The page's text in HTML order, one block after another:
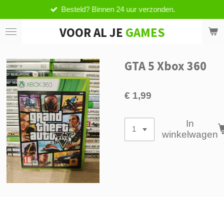
direct
naar
VOOR AL JE GAMES
Besteld? Binnen 24 uur verzonden.
GTA 5 Xbox 360
€ 1,99
In
winkelwagen